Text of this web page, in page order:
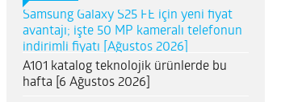
Samsung Galaxy S25 FE için yeni fiyat
avantajı; işte 50 MP kameralı telefonun
indirimli fiyatı [Ağustos 2026]
A101 katalog teknolojik ürünlerde bu
hafta [6 Ağustos 2026]